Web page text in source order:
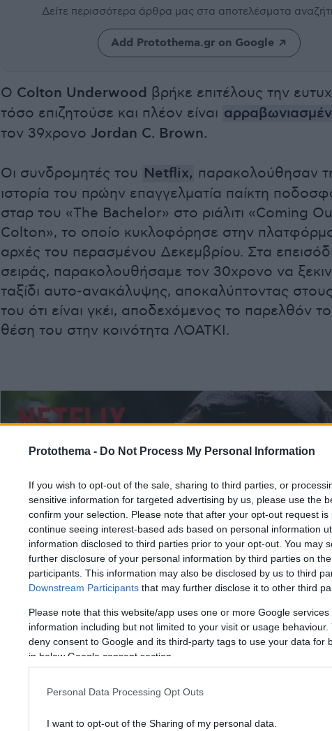
Protothema - Do Not Process My Personal Information
If you wish to opt-out of the sale, sharing to third parties, or
sensitive information for targeted advertising by us, please use the
confirm your selection. Please note that after your opt-out request
continue seeing interest-based ads based on personal information
information disclosed to third parties prior to your opt-out. You may
further disclosure of your personal information by third parties on the
participants. This information may also be disclosed by us to third
Downstream Participants that may further disclose it to other third
Please note that this website/app uses one or more Google
information including but not limited to your visit or usage
deny consent to Google and its third-party tags to use your data for
in below Google consent section.
Personal Data Processing Opt Outs
I want to opt-out of the Sharing of my personal data.
Δείτε περισσότερα άρθρα μας στα αποτελέσματα
Add Protothema.gr on Google
Ο Colton Underwood βρήκε επιτέλους την
τόσο επιζητούσε και πλέον είναι
τον 39χρονο Jordan C. Brown.
Οι συνδρομητές του Netflix, παρακολούθησαν
ιστορία του πρώην επαγγελματία παίκτη
σταρ του «The Bachelor» στο ριάλιτι «Coming
Colton», το οποίο κυκλοφόρησε στην
αρχές του περασμένου Δεκεμβρίου. Στα
σειράς, παρακολουθήσαμε τον 30χρονο να
ταξίδι αυτο-ανακάλυψης, αποκαλύπτοντας στους
του ότι είναι γκέι, αποδεχόμενος το παρελθόν
θέση του στην κοινότητα ΛΟΑΤΚΙ.
πρόσφατη συνέντευξή του στο People, o
μίλησε για τον αρραβώνα τους:«Μετά τα